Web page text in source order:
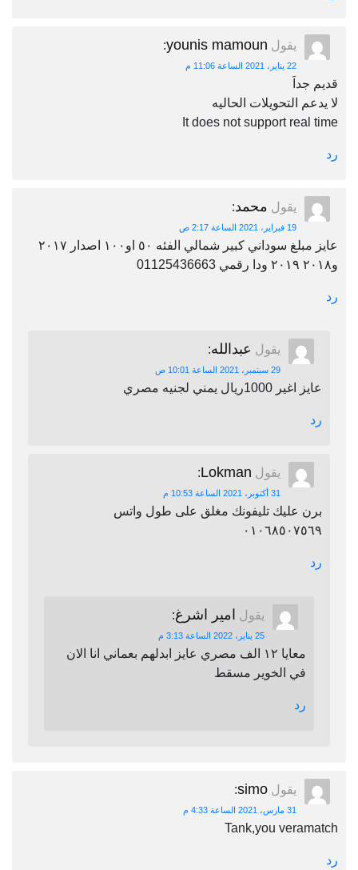
يقول younis mamoun
:
22 يناير، 2021 الساعة 11:06 م
قديم جداَ
لا يدعم التحويلات الحاليه
It does not support real time
رد
يقول محمد:
19 فبراير، 2021 الساعة 2:17 ص
عايز مبلغ سوداني كبير شمالي الفئه ٥٠ او١٠٠ اصدار ٢٠١٧
و٢٠١٨ ٢٠١٩ ودا رقمي 01125436663
رد
يقول عبدالله:
29 سبتمبر، 2021 الساعة 10:01 ص
عايز اغير 1000ريال يمني لجنيه مصري
رد
يقول Lokman
:
31 أكتوبر، 2021 الساعة 10:53 م
برن عليك تليفونك مغلق على طول واتس
٠١٠٦٨٥٠٧٥٦٩
رد
يقول امير اشرغ:
25 يناير، 2022 الساعة 3:13 م
معايا ١٢ الف مصري عايز ابدلهم بعماني انا الان
في الخوير مسقط
رد
يقول simo
:
31 مارس، 2021 الساعة 4:33 م
Tank,you veramatch
رد